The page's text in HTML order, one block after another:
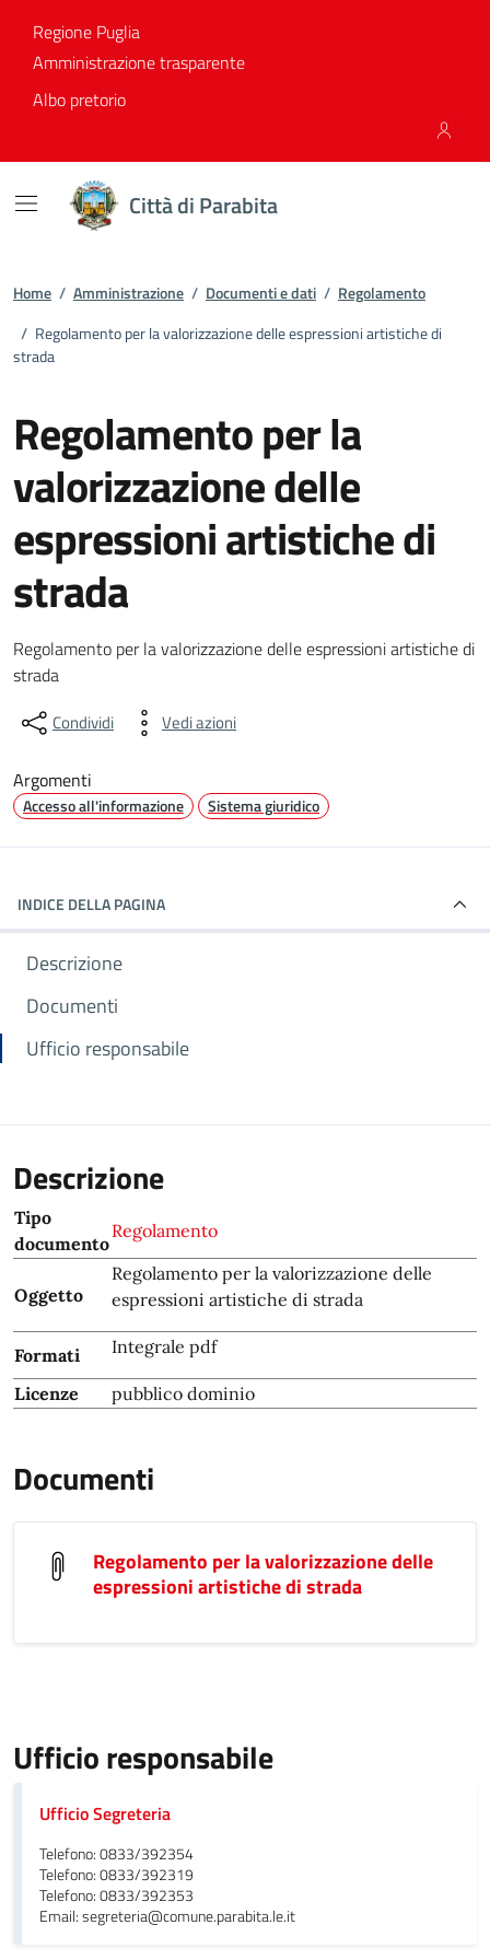
Regione Puglia
Amministrazione trasparente
Albo pretorio
Città di Parabita
Home / Amministrazione / Documenti e dati / Regolamento
/ Regolamento per la valorizzazione delle espressioni artistiche di
strada
Regolamento per la
valorizzazione delle
espressioni artistiche di
strada
Dettagli del documento
Regolamento per la valorizzazione delle espressioni artistiche di
strada
Condividi Vedi azioni
Argomenti
Accesso all'informazione Sistema giuridico
INDICE DELLA PAGINA
Descrizione
Documenti
Ufficio responsabile
Descrizione
Tipo
documento
Regolamento
Oggetto
Regolamento per la valorizzazione delle
espressioni artistiche di strada
Formati Integrale pdf
Licenze pubblico dominio
Documenti
Regolamento per la valorizzazione delle
espressioni artistiche di strada
Ufficio responsabile
Ufficio Segreteria
Telefono: 0833/392354
Telefono: 0833/392319
Telefono: 0833/392353
Email: segreteria@comune.parabita.le.it